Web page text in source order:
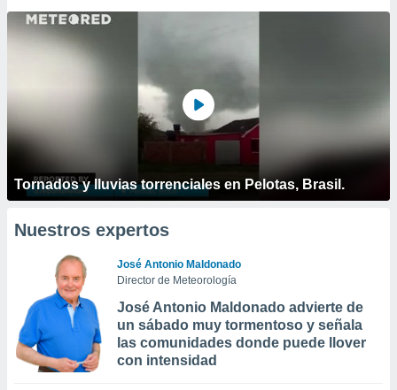
Tornados y lluvias torrenciales en Pelotas, Brasil.
Nuestros expertos
José Antonio Maldonado
Director de Meteorología
José Antonio Maldonado advierte de
un sábado muy tormentoso y señala
las comunidades donde puede llover
con intensidad